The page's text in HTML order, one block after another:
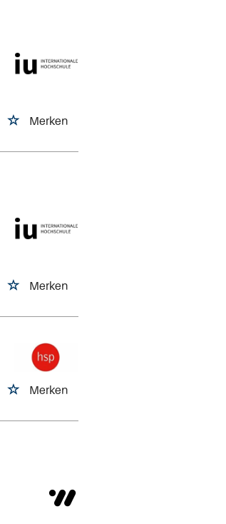
Merken
Merken
Merken